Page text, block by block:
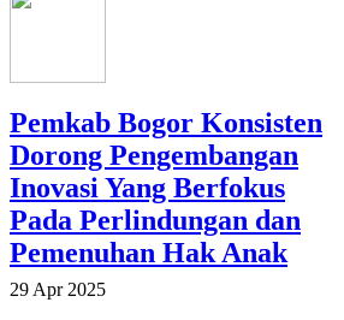
Pemkab Bogor Konsisten
Dorong Pengembangan
Inovasi Yang Berfokus
Pada Perlindungan dan
Pemenuhan Hak Anak
29 Apr 2025